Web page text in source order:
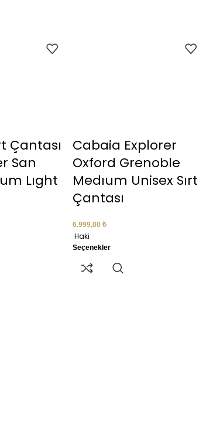
Çantası
San
Lıght
Cabaia Explorer
Oxford Grenoble
Medıum Unisex Sırt
Çantası
6.999,00 ₺
Haki
Seçenekler